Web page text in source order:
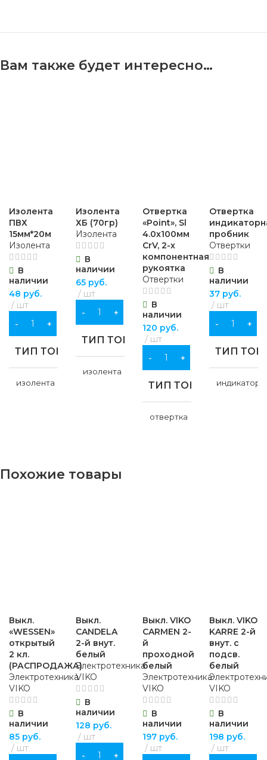
Вам также будет интересно…
Изолента
ПВХ
15мм*20м
Изолента
В
наличии
48 руб.
шт
ТИП ТОВАРА
изолента
ШИРИНА
15 мм
ОСОБЕННОСТИ
не поддерживает
горение,обладает
самозатухающим
эффектом
Изолента
ХБ (70гр)
Изолента
В
наличии
65 руб.
шт
ТИП ТОВАРА
изолента
ДЛИНА 11 м
ШИРИНА
19 мм
Отвертка
«Point», Sl
4.0х100мм
CrV, 2-х
компонентная
рукоятка
Отвертки
В
наличии
120 руб.
шт
ТИП ТОВАРА
отвертка
ДЛИНА 100 мм
ОСОБЕННОСТИ
Sl 4.0
Отвертка
пробник
Отвертки
В
наличии
37 руб.
шт
ТИП
индикатор
Похожие товары
Выкл.
«WESSEN»
открытый
2 кл.
(РАСПРОДАЖА)
Электротехника
VIKO
В
наличии
85 руб.
шт
Выкл.
CANDELA
2-й внут.
белый
Электротехника
VIKO
В
наличии
128 руб.
шт
Выкл. VIKO
CARMEN 2-
й
проходной
белый
Электротехника
VIKO
В
наличии
197 руб.
шт
Выкл. VIKO
KARRE 2-й
внут. с
подсв.
белый
VIKO
В
наличии
198 руб.
шт